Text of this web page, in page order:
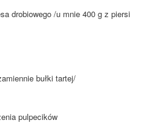
drobiowego /u mnie 400 g z piersi
bułki tartej/
pulpecików